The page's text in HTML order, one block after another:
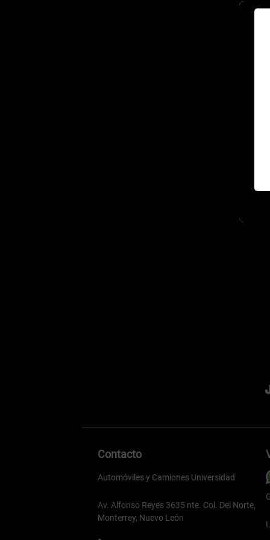
Contacto
Automóviles y Camiones Universidad
Av. Alfonso Reyes 3635 nte. Col. Del Norte,
Monterrey, Nuevo León